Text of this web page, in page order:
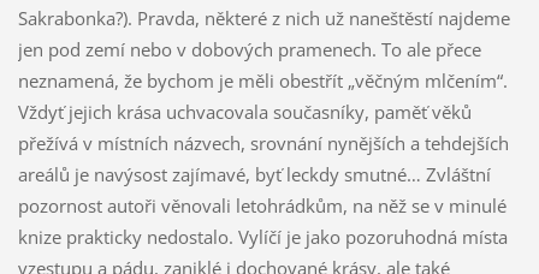
Sakrabonka?). Pravda, některé z nich už naneštěstí najdeme
jen pod zemí nebo v dobových pramenech. To ale přece
neznamená, že bychom je měli obestřít „věčným mlčením“.
Vždyť jejich krása uchvacovala současníky, paměť věků
přežívá v místních názvech, srovnání nynějších a tehdejších
areálů je navýsost zajímavé, byť leckdy smutné… Zvláštní
pozornost autoři věnovali letohrádkům, na něž se v minulé
knize prakticky nedostalo. Vylíčí je jako pozoruhodná místa
vzestupu a pádu, zaniklé i dochované krásy, ale také